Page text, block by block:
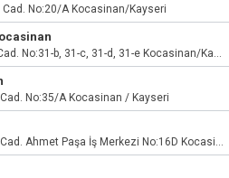
No:20/A Kocasinan/Kayseri
Sahabiye Mah. Ahmetpaşa Cad. No:31-b, 31-c, 31-d, 31-e Kocasinan/Kayseri
No:35/A Kocasinan / Kayseri
Sahabiye Mah. Ahmet Paşa Cad. Ahmet Paşa İş Merkezi No:16D Kocasinan/Kay